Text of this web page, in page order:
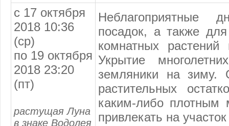
с 17 октября
2018 10:36
(ср)
по 19 октября
2018 23:20
(пт)
растущая Луна
в знаке Водолея
Неблагоприятные
посадок, а также
комнатных
Укрытие
земляники на зиму.
растительных
каким-либо плотным
привлекать на